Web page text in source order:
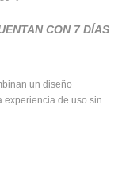
CON 7 DÍAS
un diseño
experiencia de uso sin